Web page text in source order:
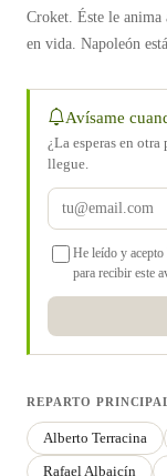
Croket. Éste le anima
en vida. Napoleón
Avísame
¿La esperas en
llegue.
He leído y acepto
para recibir este
REPARTO
Alberto Terracina
Rafael Albaicín